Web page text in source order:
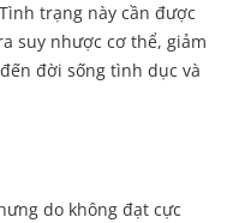
trạng này cần được
suy nhược cơ thể, giảm
đời sống tình dục và
do không đạt cực